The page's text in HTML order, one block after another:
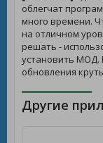
облегчат
много времени.
на отличном
решать -
установить МОД.
обновления
Другие